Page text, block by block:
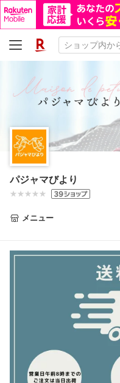
パジャマびより
メニュー